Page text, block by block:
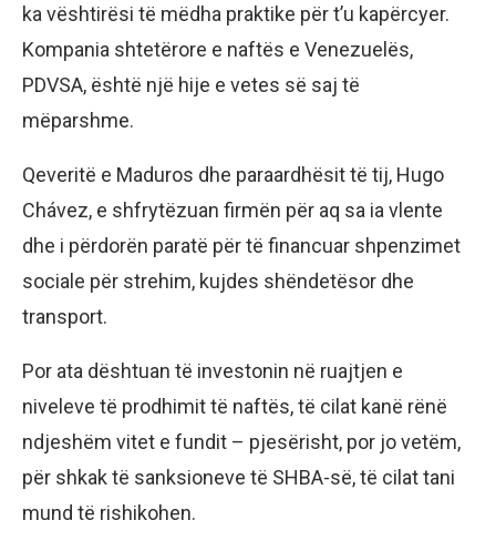
ka vështirësi të mëdha praktike për t’u kapërcyer.
Kompania shtetërore e naftës e Venezuelës,
PDVSA, është një hije e vetes së saj të
mëparshme.
Qeveritë e Maduros dhe paraardhësit të tij, Hugo
Chávez, e shfrytëzuan firmën për aq sa ia vlente
dhe i përdorën paratë për të financuar shpenzimet
sociale për strehim, kujdes shëndetësor dhe
transport.
Por ata dështuan të investonin në ruajtjen e
niveleve të prodhimit të naftës, të cilat kanë rënë
ndjeshëm vitet e fundit – pjesërisht, por jo vetëm,
për shkak të sanksioneve të SHBA-së, të cilat tani
mund të rishikohen.